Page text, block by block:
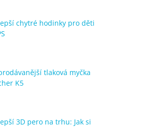
chytré hodinky pro děti
tlaková myčka
K5
3D pero na trhu: Jak si